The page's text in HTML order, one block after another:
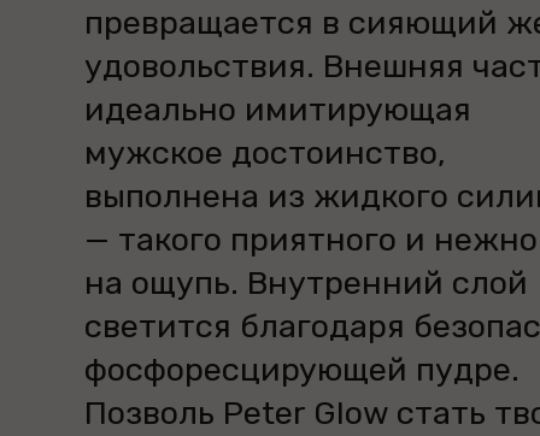
превращается в сияющий
удовольствия. Внешняя
идеально имитирующая
мужское достоинство,
выполнена из жидкого
— такого приятного и
на ощупь. Внутренний слой
светится благодаря
фосфоресцирующей пудре.
Позволь Peter Glow стать